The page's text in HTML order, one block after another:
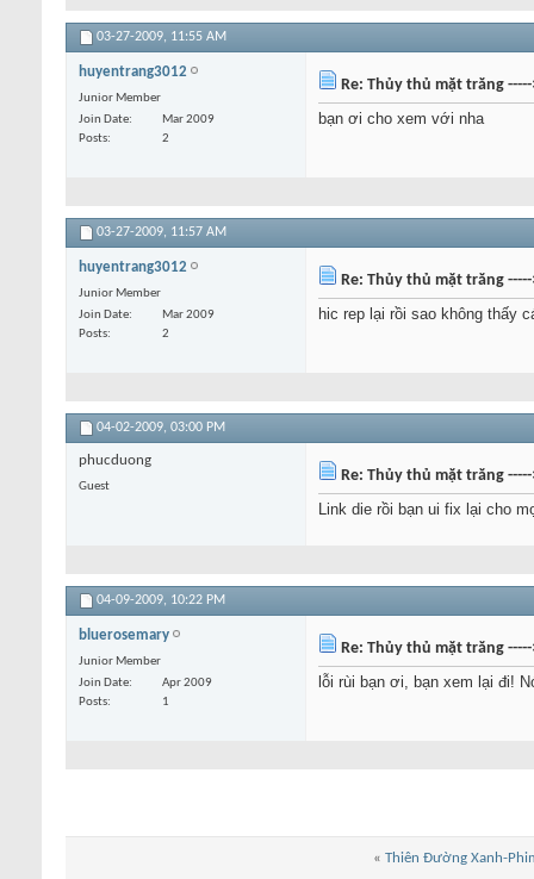
03-27-2009, 11:55 AM
huyentrang3012
Junior Member
Join Date
Mar 2009
Posts
2
Re: Thủy thủ mặt trăng
bạn ơi cho xem với nha
03-27-2009, 11:57 AM
huyentrang3012
Junior Member
Join Date
Mar 2009
Posts
2
Re: Thủy thủ mặt trăng
hic rep lại rồi sao không thấy
04-02-2009, 03:00 PM
phucduong
Guest
Re: Thủy thủ mặt trăng
Link die rồi bạn ui fix lại cho
04-09-2009, 10:22 PM
bluerosemary
Junior Member
Join Date
Apr 2009
Posts
1
Re: Thủy thủ mặt trăng
lỗi rùi bạn ơi, bạn xem lại đi!
« Thiên Đường Xanh-